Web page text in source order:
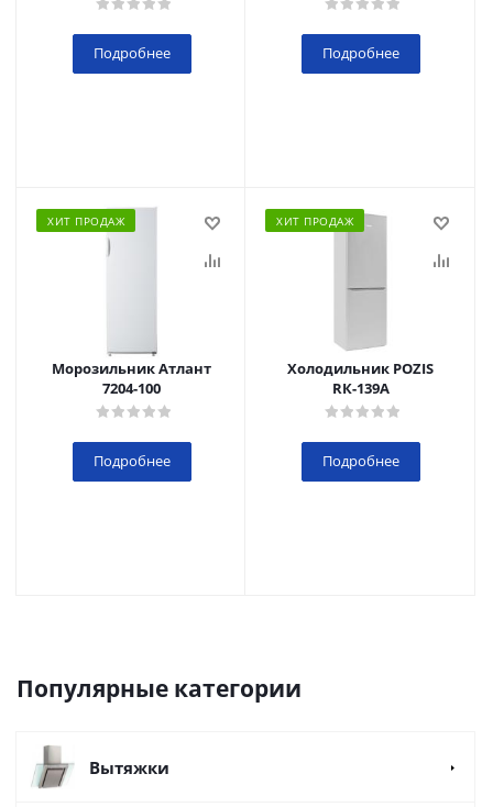
Подробнее Подробнее
ХИТ ПРОДАЖ
Морозильник Атлант
7204-100
Подробнее
ХИТ ПРОДАЖ
Холодильник POZIS
RК-139А
Подробнее
Популярные категории
Вытяжки